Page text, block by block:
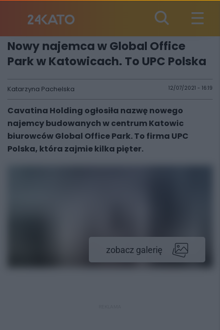
Nowy najemca w Global Office
Park w Katowicach. To UPC Polska
Katarzyna Pachelska 12/07/2021 - 16:19
Cavatina Holding ogłosiła nazwę nowego
najemcy budowanych w centrum Katowic
biurowców Global Office Park. To firma UPC
Polska, która zajmie kilka pięter.
zobacz galerię